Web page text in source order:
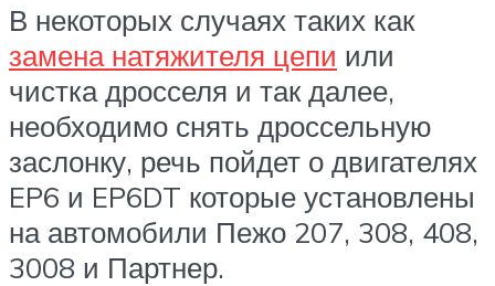
В некоторых случаях таких как
замена натяжителя цепи или
чистка дросселя и так далее,
необходимо снять дроссельную
заслонку, речь пойдет о двигателях
EP6 и EP6DT которые установлены
на автомобили Пежо 207, 308, 408,
3008 и Партнер.